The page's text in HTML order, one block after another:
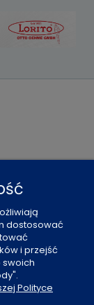
dostosować
i przejść
Polityce